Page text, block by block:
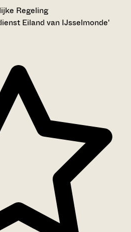
Regeling
Eiland van IJsselmonde'